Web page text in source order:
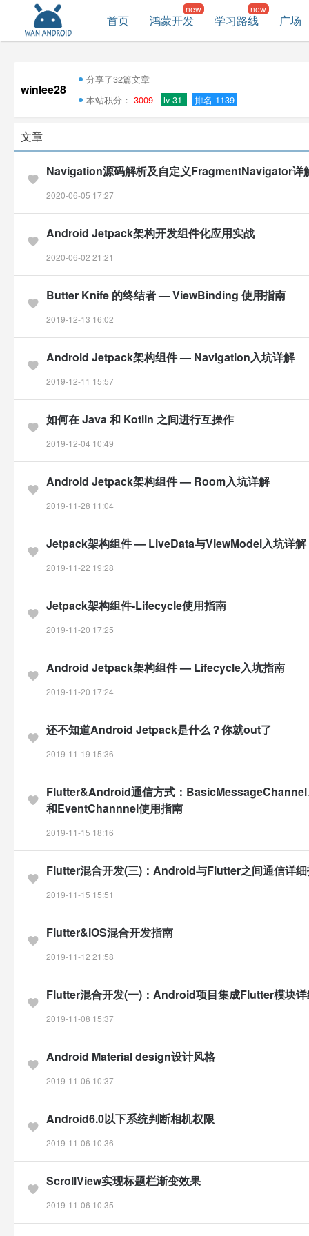
首页 鸿蒙开发 学习路线 广场
winlee28
分享了32篇文章
本站积分： 3009 lv 31 排名 1139
文章
Navigation源码解析及自定义FragmentNavigator详
2020-06-05 17:27
Android Jetpack架构开发组件化应用实战
2020-06-02 21:21
Butter Knife 的终结者 — ViewBinding 使用指南
2019-12-13 16:02
Android Jetpack架构组件 — Navigation入坑详解
2019-12-11 15:57
如何在 Java 和 Kotlin 之间进行互操作
2019-12-04 10:49
Android Jetpack架构组件 — Room入坑详解
2019-11-28 11:04
Jetpack架构组件 — LiveData与ViewModel入坑详解
2019-11-22 19:28
Jetpack架构组件-Lifecycle使用指南
2019-11-20 17:25
Android Jetpack架构组件 — Lifecycle入坑指南
2019-11-20 17:24
还不知道Android Jetpack是什么？你就out了
2019-11-19 15:36
Flutter&Android通信方式：
和EventChannnel使用指南
2019-11-15 18:16
Flutter混合开发(三)：Android与Flutter之间通信详
2019-11-15 15:51
Flutter&iOS混合开发指南
2019-11-12 21:58
Flutter混合开发(一)：Android项目集成Flutter模块
2019-11-08 15:37
Android Material design设计风格
2019-11-06 10:37
Android6.0以下系统判断相机权限
2019-11-06 10:36
ScrollView实现标题栏渐变效果
2019-11-06 10:35